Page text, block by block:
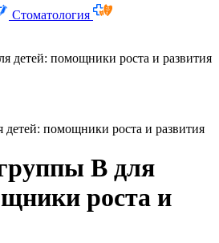
Стоматология
детей: помощники роста и развития
помощники роста и развития
B для
роста и